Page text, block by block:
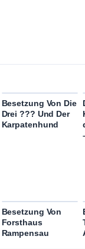
Besetzung Von Die
Drei ??? Und Der
Karpatenhund
Besetzung Von
Forsthaus
Rampensau